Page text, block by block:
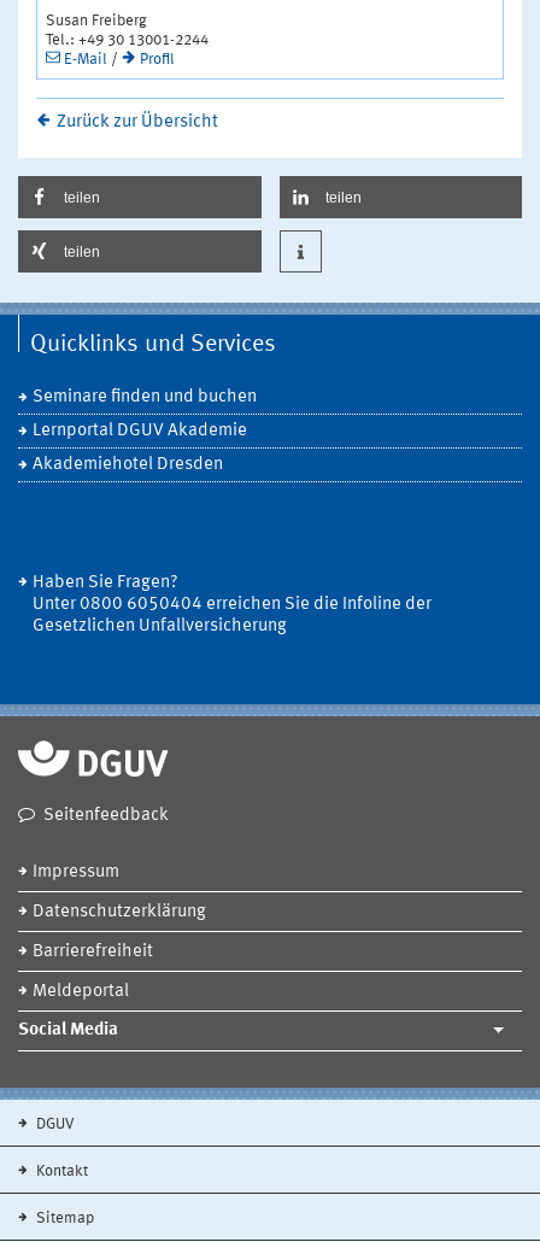
Susan Freiberg
Tel.: +49 30 13001-2244
E-Mail / Profil
Zurück zur Übersicht
teilen teilen
teilen
Quicklinks und Services
Seminare finden und buchen
Lernportal DGUV Akademie
Akademiehotel Dresden
Haben Sie Fragen?
Unter 0800 6050404 erreichen Sie die Infoline der
Gesetzlichen Unfallversicherung
Seitenfeedback
Impressum
Datenschutzerklärung
Barrierefreiheit
Meldeportal
Social Media
DGUV
Kontakt
Sitemap